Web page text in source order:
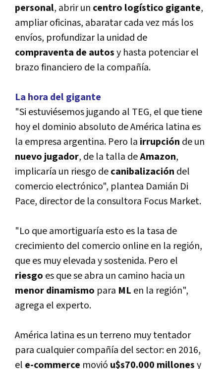
personal, abrir un centro logí­stico gigante,
ampliar oficinas, abaratar cada vez más los
enví­os, profundizar la unidad de
compraventa de autosy hasta potenciar el
brazo financiero de la compañí­a.
La hora del gigante
"Si estuviésemos jugando al TEG, el que tiene
hoy el dominio absoluto de América latina es
la empresa argentina. Pero la irrupción de un
nuevo jugador, de la talla deAmazon,
implicarí­a un riesgo decanibalización del
comercio electrónico", plantea Damián Di
Pace, director de la consultora Focus Market.
"Lo que amortiguarí­a esto es la tasa de
crecimiento del comercio online en la región,
que es muy elevada y sostenida. Pero el
riesgo es que se abra un camino hacia un
menor dinamismo para ML en la región",
agrega el experto.
América latina es un terreno muy tentador
para cualquier compañí­a del sector: en 2016,
el e-commerce movió u$s70.000 millonesy